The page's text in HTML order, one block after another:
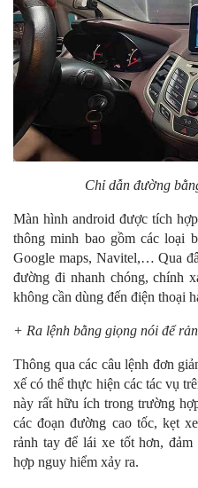
Chỉ dẫn đường
Màn hình android được tích
thông minh bao gồm các loại
Google maps, Navitel,… Qua
đường đi nhanh chóng, chính
không cần dùng đến điện thoại
+ Ra lệnh bằng giọng nói để
Thông qua các câu lệnh đơn
xế có thể thực hiện các tác vụ
này rất hữu ích trong trường
các đoạn đường cao tốc, kẹt
rảnh tay để lái xe tốt hơn,
hợp nguy hiểm xảy ra.